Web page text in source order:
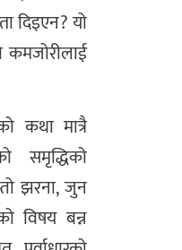
दिइएन? यो
कमजोरीलाई
कथा मात्रै
समृद्धिको
झरना, जुन
विषय बन्न